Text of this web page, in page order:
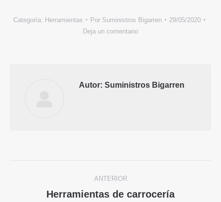
Categoría: Herramientas Por Suministros Bigarren
29/05/2020
Deja un comentario
Autor: Suministros Bigarren
entre
ANTERIOR
Publicación
Herramientas de carrocería